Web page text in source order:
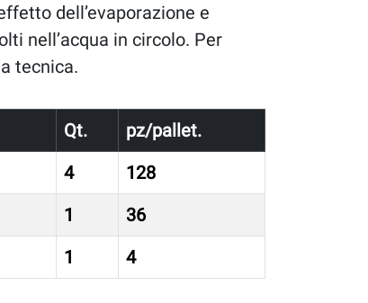
dell’evaporazione e
nell’acqua in circolo. Per
tecnica.
Qt.
pz/pallet.
4
128
1
36
1 4